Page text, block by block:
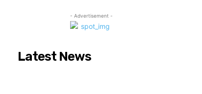
- Advertisement -
Latest News